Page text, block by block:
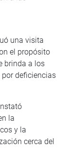
una visita
el propósito
brinda a los
deficiencias
la
y la
cerca del